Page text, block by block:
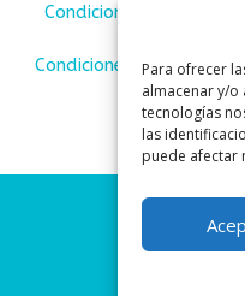
Para ofrecer
almacenar y/o
tecnologías
las
puede afectar
Condiciones de uso
Condiciones de venta